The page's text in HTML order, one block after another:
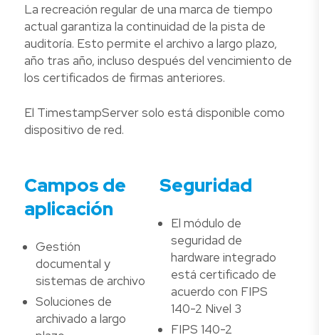
La recreación regular de una marca de tiempo
actual garantiza la continuidad de la pista de
auditoría. Esto permite el archivo a largo plazo,
año tras año, incluso después del vencimiento de
los certificados de firmas anteriores.
El TimestampServer solo está disponible como
dispositivo de red.
Campos de
aplicación
Gestión
documental y
sistemas de archivo
Soluciones de
archivado a largo
Seguridad
El módulo de
seguridad de
hardware integrado
está certificado de
acuerdo con FIPS
140-2 Nivel 3
FIPS 140-2